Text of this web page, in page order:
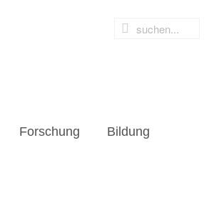
Forschung Bildung